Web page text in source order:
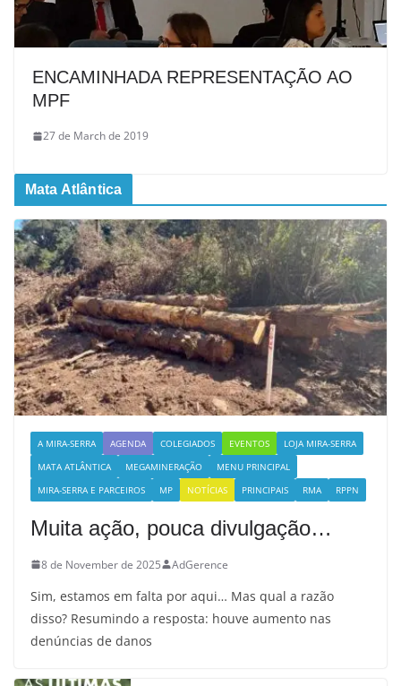
ENCAMINHADA REPRESENTAÇÃO AO
MPF
27 de March de 2019
Mata Atlântica
A MIRA-SERRA AGENDA COLEGIADOS EVENTOS
LOJA MIRA-SERRA
MATA ATLÂNTICA
MEGAMINERAÇÃO
MENU PRINCIPAL
MIRA-SERRA E PARCEIROS
MP NOTÍCIAS PRINCIPAIS RMA RPPN
Muita ação, pouca divulgação…
8 de November de 2025 AdGerence
Sim, estamos em falta por aqui… Mas qual a razão
disso? Resumindo a resposta: houve aumento nas
denúncias de danos